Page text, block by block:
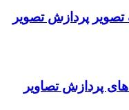
تصویر پردازش تصویر
پردازش تصاویر